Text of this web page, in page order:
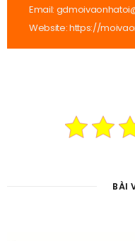
Email:
Website:https://
BÀI